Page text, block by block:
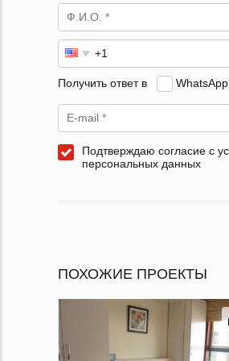
Получить ответ в WhatsApp
Подтверждаю согласие с
персональных данных
ПОХОЖИЕ ПРОЕКТЫ